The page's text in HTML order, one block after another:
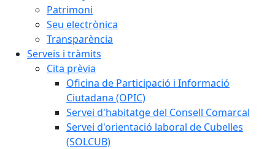
Patrimoni
Seu electrònica
Transparència
Serveis i tràmits
Cita prèvia
Oficina de Participació i Informació
Ciutadana (OPIC)
Servei d'habitatge del Consell Comarcal
Servei d'orientació laboral de Cubelles
(SOLCUB)